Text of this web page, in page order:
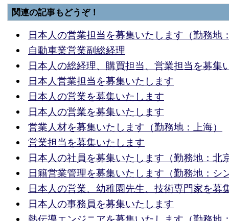
関連の記事もどうぞ！
日本人の営業担当を募集いたします（勤務地
自動車業営業副総経理
日本人の総経理、購買担当、営業担当を募集
日本人営業担当を募集いたします
日本人の営業を募集いたします
日本人の営業を募集いたします
営業人材を募集いたします（勤務地：上海）
営業担当を募集いたします
日本人の社員を募集いたします（勤務地：北
日籍営業管理を募集いたします（勤務地：シ
日本人の営業、幼稚園先生、技術専門家を募
日本人の事務員を募集いたします